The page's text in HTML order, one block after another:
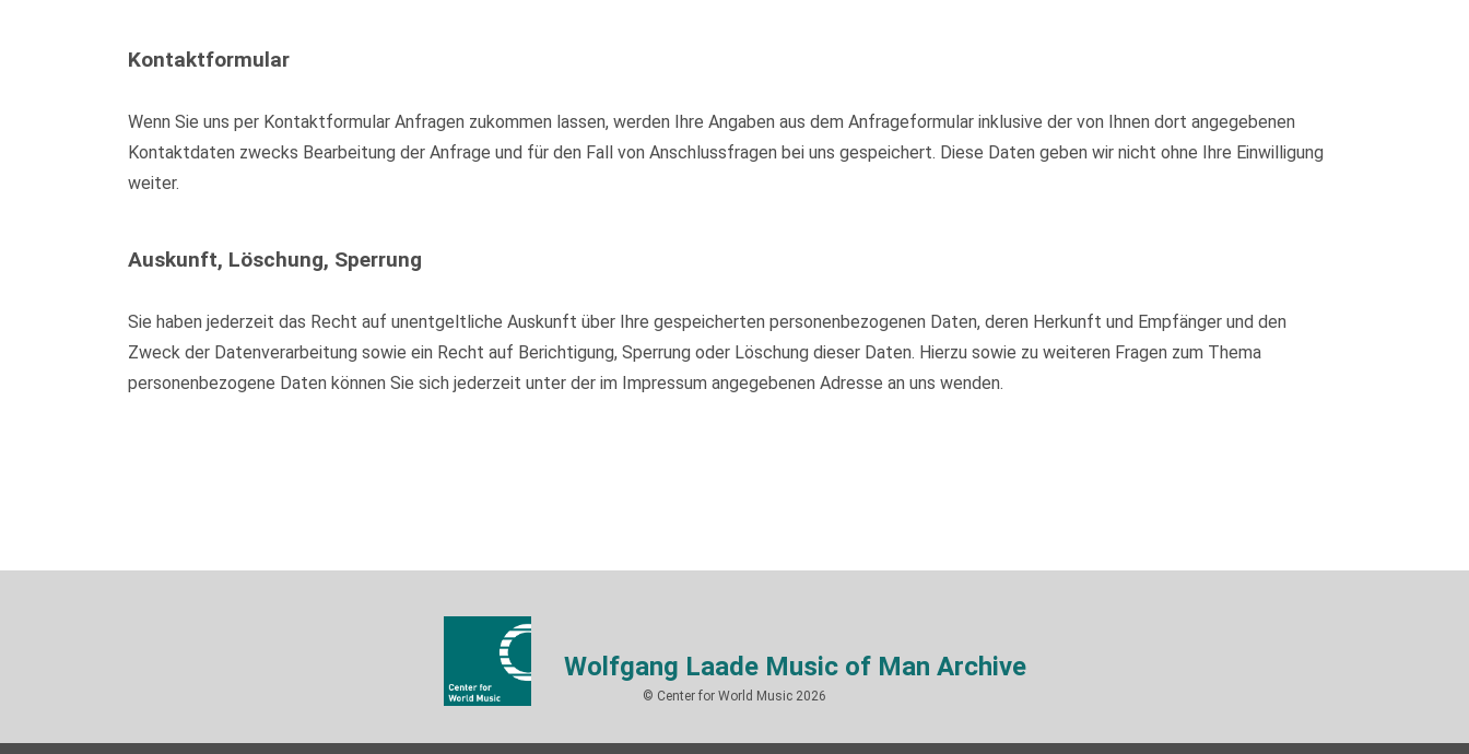
Kontaktformular
Wenn Sie uns per Kontaktformular Anfragen zukommen lassen, werden Ihre Angaben aus dem Anfrageformular inklusive der von Ihnen dort angegebenen
Kontaktdaten zwecks Bearbeitung der Anfrage und für den Fall von Anschlussfragen bei uns gespeichert. Diese Daten geben wir nicht ohne Ihre Einwilligung
weiter.
Auskunft, Löschung, Sperrung
Sie haben jederzeit das Recht auf unentgeltliche Auskunft über Ihre gespeicherten personenbezogenen Daten, deren Herkunft und Empfänger und den
Zweck der Datenverarbeitung sowie ein Recht auf Berichtigung, Sperrung oder Löschung dieser Daten. Hierzu sowie zu weiteren Fragen zum Thema
personenbezogene Daten können Sie sich jederzeit unter der im Impressum angegebenen Adresse an uns wenden.
Wolfgang Laade Music of Man Archive
© Center for World Music 2026